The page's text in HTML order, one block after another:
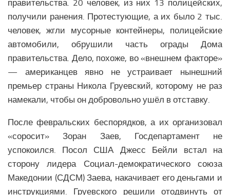
Религия Ближнего Востока
Экономика Ближнего Востока
Медицина Ближнего Востока
Климат Ближнего Востока
Образование Ближнего Востока
Наука Ближнего Востока
Общество Ближнего Востока
ЕВРОПЕЙСКИЙ СОЮЗ
Аналитика Еврозоны
Вооружение Еврозоны
История развития Европейского Союза
правительства. 20 человек, из них 13 полицейских,
получили ранения. Протестующие, а их было 2 тыс.
человек, жгли мусорные контейнеры, полицейские
автомобили, обрушили часть ограды Дома
правительства. Дело, похоже, во «внешнем факторе»
— американцев явно не устраивает нынешний
премьер страны Никола Груевский, которому не раз
намекали, чтобы он добровольно ушёл в отставку.
После февральских беспорядков, а их организовал
«соросит» Зоран Заев, Госдепартамент не
успокоился. Посол США Джесс Бейли встал на
сторону лидера Социал-демократического союза
Македонии (СДСМ) Заева, накачивает его деньгами и
инструкциями. Груевского решили отодвинуть от